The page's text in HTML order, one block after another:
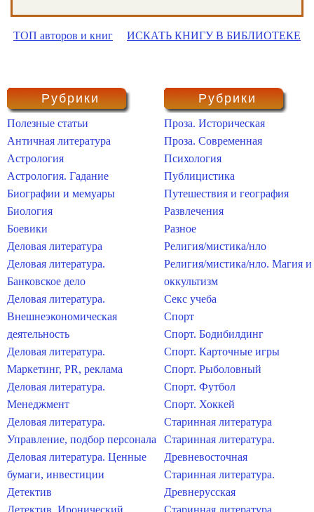
ТОП авторов и книг ИСКАТЬ КНИГУ В БИБЛИОТЕКЕ
Рубрики
Полезные статьи
Античная литература
Астрология
Астрология. Гадание
Биографии и мемуары
Биология
Боевики
Деловая литература
Деловая литература.
Банковское дело
Деловая литература.
Внешнеэкономическая
деятельность
Деловая литература.
Маркетинг, PR, реклама
Деловая литература.
Менеджмент
Деловая литература.
Управление, подбор персонала
Деловая литература. Ценные
бумаги, инвестиции
Детектив
Детектив. Иронический
Рубрики
Проза. Историческая
Проза. Современная
Психология
Публицистика
Путешествия и география
Развлечения
Разное
Религия/мистика/нло
Религия/мистика/нло. Магия и
оккультизм
Секс учеба
Спорт
Спорт. Бодибилдинг
Спорт. Карточные игры
Спорт. Рыболовный
Спорт. Футбол
Спорт. Хоккей
Старинная литература
Старинная литература.
Древневосточная
Старинная литература.
Древнерусская
Старинная литература.